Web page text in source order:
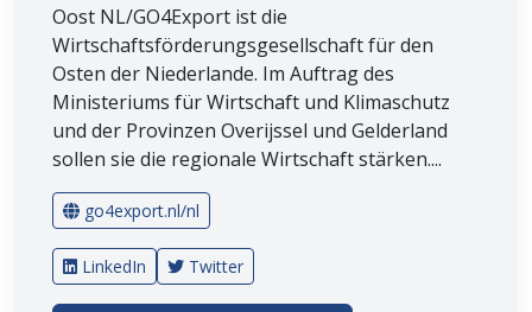
Oost NL/GO4Export ist die
Wirtschaftsförderungsgesellschaft für den
Osten der Niederlande. Im Auftrag des
Ministeriums für Wirtschaft und Klimaschutz
und der Provinzen Overijssel und Gelderland
sollen sie die regionale Wirtschaft stärken....
go4export.nl/nl
LinkedIn Twitter